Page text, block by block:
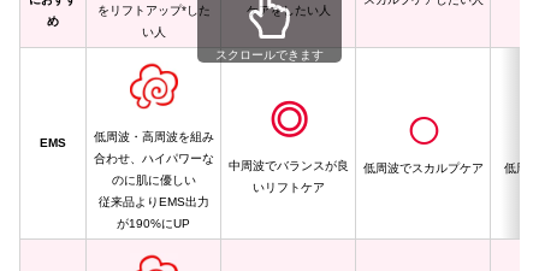
め
をリフトアップ*した
い人
ケアをしたい人
EMS
低周波・高周波を組み
合わせ、ハイパワーな
のに肌に優しい
従来品よりEMS出力
が190%にUP
◎
中周波でバランスが良
いリフトケア
◯
低周波でスカルプケア 低周
スクロールできます